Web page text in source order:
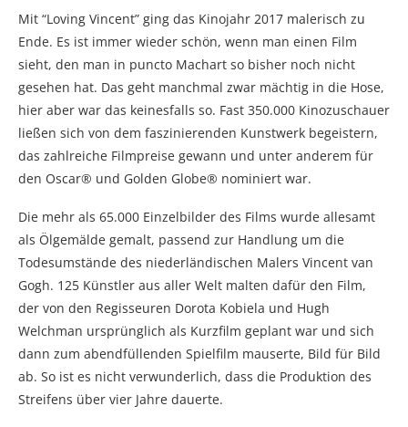
Mit “Loving Vincent” ging das Kinojahr 2017 malerisch zu
Ende. Es ist immer wieder schön, wenn man einen Film
sieht, den man in puncto Machart so bisher noch nicht
gesehen hat. Das geht manchmal zwar mächtig in die Hose,
hier aber war das keinesfalls so. Fast 350.000 Kinozuschauer
ließen sich von dem faszinierenden Kunstwerk begeistern,
das zahlreiche Filmpreise gewann und unter anderem für
den Oscar® und Golden Globe® nominiert war.
Die mehr als 65.000 Einzelbilder des Films wurde allesamt
als Ölgemälde gemalt, passend zur Handlung um die
Todesumstände des niederländischen Malers Vincent van
Gogh. 125 Künstler aus aller Welt malten dafür den Film,
der von den Regisseuren Dorota Kobiela und Hugh
Welchman ursprünglich als Kurzfilm geplant war und sich
dann zum abendfüllenden Spielfilm mauserte, Bild für Bild
ab. So ist es nicht verwunderlich, dass die Produktion des
Streifens über vier Jahre dauerte.